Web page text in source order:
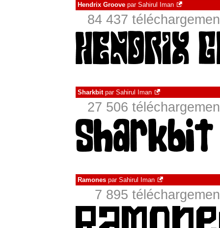
Hendrix Groove par Sahirul Iman
84 437
Sharkbitpar Sahirul Iman
27 506
Ramones par Sahirul Iman
7 895